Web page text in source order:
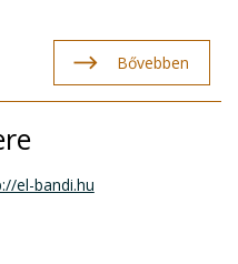
Bővebben
el-bandi.hu